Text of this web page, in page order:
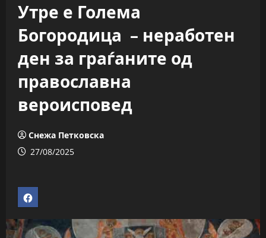
Утре е Голема
Богородица – неработен
ден за граѓаните од
православна
вероисповед
Снежа Петковска
27/08/2025